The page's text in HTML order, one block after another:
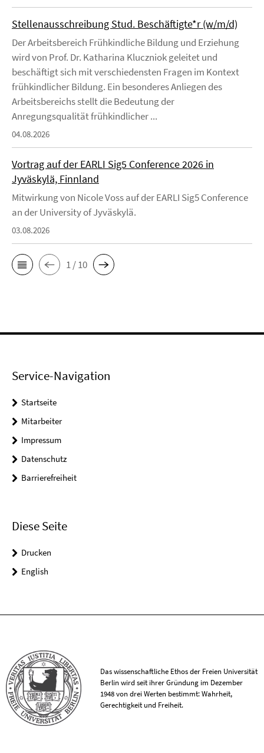
Stellenausschreibung Stud. Beschäftigte*r (w/m/d)
Der Arbeitsbereich Frühkindliche Bildung und Erziehung
wird von Prof. Dr. Katharina Kluczniok geleitet und
beschäftigt sich mit verschiedensten Fragen im Kontext
frühkindlicher Bildung. Ein besonderes Anliegen des
Arbeitsbereichs stellt die Bedeutung der
Anregungsqualität frühkindlicher ...
04.08.2026
Vortrag auf der EARLI Sig5 Conference 2026 in
Jyväskylä, Finnland
Mitwirkung von Nicole Voss auf der EARLI Sig5 Conference
an der University of Jyväskylä.
03.08.2026
1 / 10
Service-Navigation
Startseite
Mitarbeiter
Impressum
Datenschutz
Barrierefreiheit
Diese Seite
Drucken
English
Das wissenschaftliche Ethos der Freien Universität
Berlin wird seit ihrer Gründung im Dezember
1948 von drei Werten bestimmt: Wahrheit,
Gerechtigkeit und Freiheit.